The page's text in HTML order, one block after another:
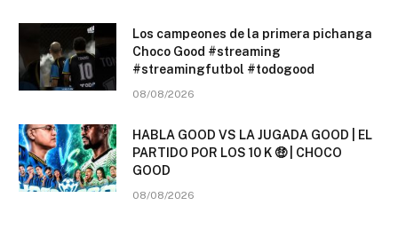
Los campeones de la primera pichanga
Choco Good #streaming
#streamingfutbol #todogood
08/08/2026
HABLA GOOD VS LA JUGADA GOOD | EL
PARTIDO POR LOS 10 K 🤑 | CHOCO
GOOD
08/08/2026